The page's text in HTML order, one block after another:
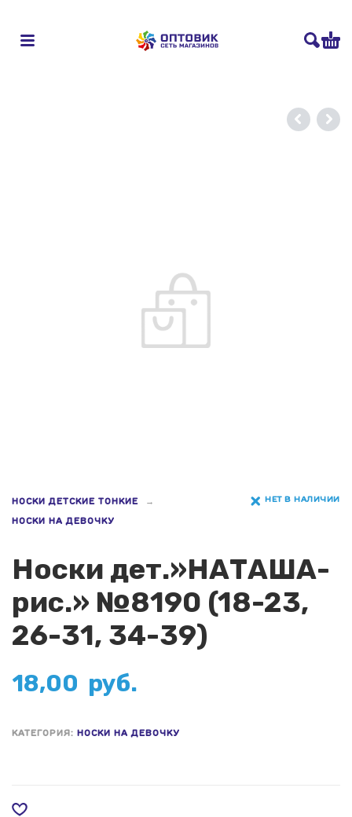
НОСКИ ДЕТСКИЕ ТОНКИЕ
НОСКИ НА ДЕВОЧКУ
НЕТ В НАЛИЧИИ
Носки дет.»НАТАША-
рис.» №8190 (18-23,
26-31, 34-39)
18,00 руб.
КАТЕГОРИЯ: НОСКИ НА ДЕВОЧКУ